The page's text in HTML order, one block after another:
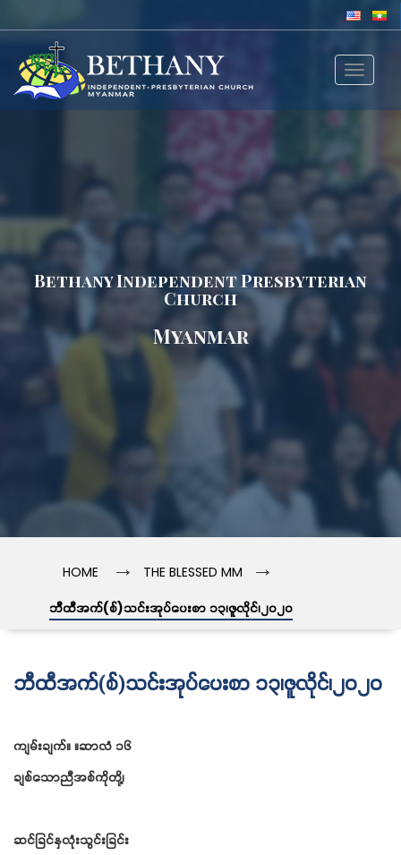
Toggle
Bethany Independent Presbyterian
Church
Myanmar
HOME → THE BLESSED MM →
ဘီထီအက်(စ်)သင်းအုပ်ပေးစာ ၁၃၊ဇူလိုင်၊၂၀၂၀
ဘီထီအက်(စ်)သင်းအုပ်ပေးစာ ၁၃၊ဇူလိုင်၊၂၀၂၀
ကျမ်းချက်။ ။ဆာလံ ၁၆
ချစ်သောညီအစ်ကိုတို့၊
ဆင်ခြင်နှလုံးသွင်းခြင်း